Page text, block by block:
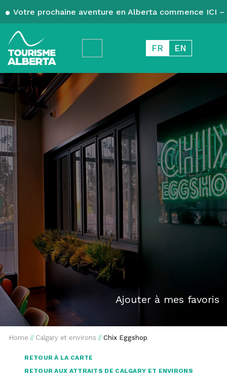
Votre prochaine aventure en Alberta commence ICI
FR EN
Ajouter à mes favoris
Home // Calgary et environs // Chix Eggshop
RETOUR À LA CARTE
RETOUR AUX ATTRAITS DE CALGARY ET ENVIRONS